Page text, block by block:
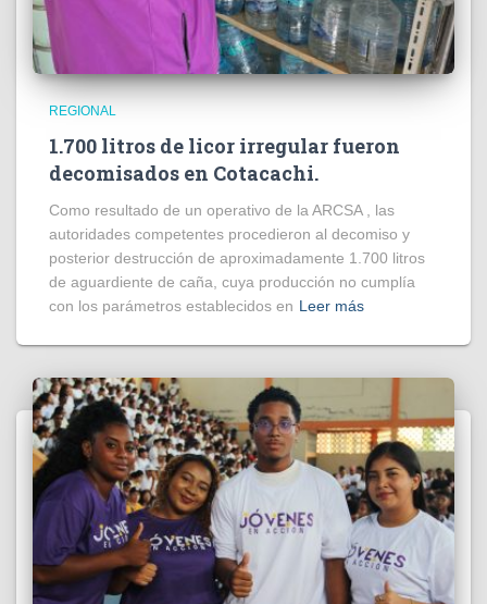
REGIONAL
1.700 litros de licor irregular fueron
decomisados en Cotacachi.
Como resultado de un operativo de la ARCSA , las
autoridades competentes procedieron al decomiso y
posterior destrucción de aproximadamente 1.700 litros
de aguardiente de caña, cuya producción no cumplía
con los parámetros establecidos en Leer más